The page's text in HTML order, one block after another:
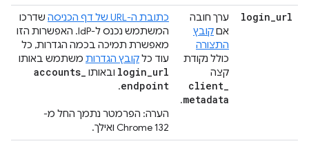
login_url
ערך חובה
אםקובץ
התצורה
כולל נקודת
קצה
client_
metadata
.
כתובת ה-URL של דף הכניסה
שדרכו
המשתמש נכנס ל-IdP. האפשרות הזו
מאפשרת תמיכה בכמה הגדרות, כל
עוד כלקובץ הגדרות משתמש באותו
login_url ובאותו accounts_
endpoint
.
הערה: הפרמטר נתמך החל מ-
Chrome 132 ואילך.